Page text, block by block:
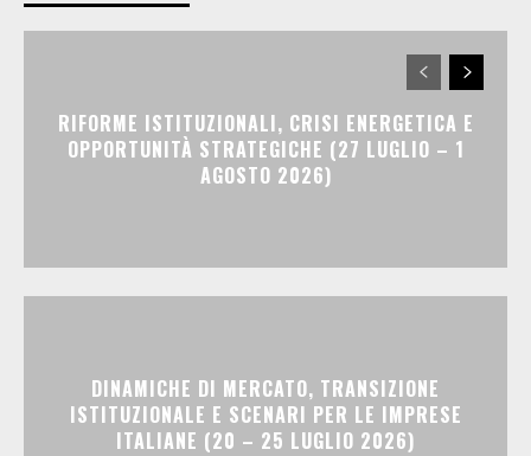
RIFORME ISTITUZIONALI, CRISI ENERGETICA E
OPPORTUNITÀ STRATEGICHE (27 LUGLIO – 1
AGOSTO 2026)
DINAMICHE DI MERCATO, TRANSIZIONE
ISTITUZIONALE E SCENARI PER LE IMPRESE
ITALIANE (20 – 25 LUGLIO 2026)